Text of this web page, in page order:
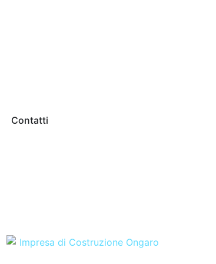
Contatti